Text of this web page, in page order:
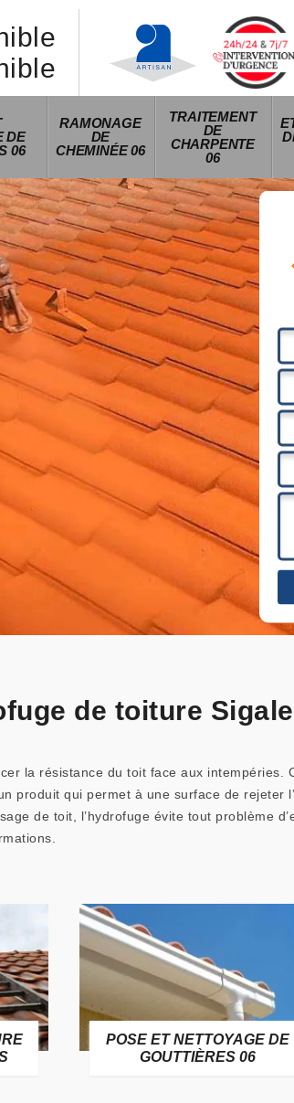
DE
06
RAMONAGE
DE
CHEMINÉE 06
TRAITEMENT
DE
CHARPENTE
06
de toiture
la résistance du toit face aux intempéries.
produit qui permet à une surface de rejeter
de toit, l’hydrofuge évite tout problème
POSE ET NETTOYAGE DE
GOUTTIÈRES 06